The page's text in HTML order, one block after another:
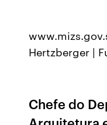
Hertzberger |
Chefe do